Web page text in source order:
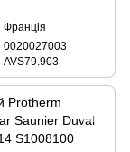
Франція
0020027003
AVS79.903